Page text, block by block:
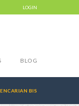
LOGIN
BLOG
BIS